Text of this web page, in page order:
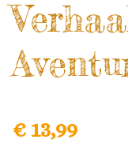
€ 13,99